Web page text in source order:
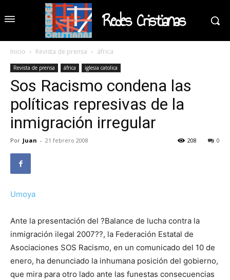
Redes Cristianas
Inicio Revista de prensa áfrica
Revista de prensa áfrica iglesia catolica
Sos Racismo condena las
políticas represivas de la
inmigración irregular
Por Juan - 21 febrero 2008 0
208
Umoya
Ante la presentación del ?Balance de lucha contra la
inmigración ilegal 2007??, la Federación Estatal de
Asociaciones SOS Racismo, en un comunicado del 10 de
enero, ha denunciado la inhumana posición del gobierno,
que mira para otro lado ante las funestas consecuencias